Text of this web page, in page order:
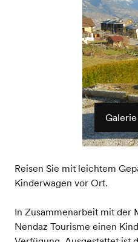
Galerie
Reisen Sie mit leichtem
Kinderwagen vor Ort.
In Zusammenarbeit mit der
Nendaz Tourisme einen